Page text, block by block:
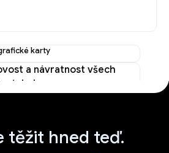
karty
a návratnost všech
tabulce
těžit hned teď.